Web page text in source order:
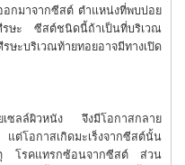
กมาจากซีสต์ ตำแหน่งที่พบบ่อย
ษะ ซีสต์ชนิดนี้ถ้าเป็นที่บริเวณ
ะบริเวณท้ายทอยอาจมีทางเปิด
เซลล์ผิวหนัง จึงมีโอกาสกลาย
ต่โอกาสเกิดมะเร็งจากซีสต์นั้น
ตุ โรคแทรกซ้อนจากซีสต์ ส่วน